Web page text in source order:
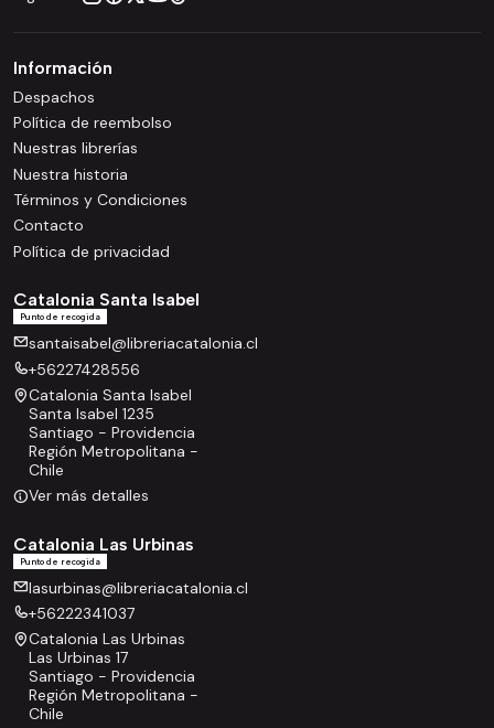
Información
Despachos
Política de reembolso
Nuestras librerías
Nuestra historia
Términos y Condiciones
Contacto
Política de privacidad
Catalonia Santa Isabel
Punto de recogida
santaisabel@libreriacatalonia.cl
+56227428556
Catalonia Santa Isabel
Santa Isabel 1235
Santiago - Providencia
Región Metropolitana -
Chile
Ver más detalles
Catalonia Las Urbinas
Punto de recogida
lasurbinas@libreriacatalonia.cl
+56222341037
Catalonia Las Urbinas
Las Urbinas 17
Santiago - Providencia
Región Metropolitana -
Chile